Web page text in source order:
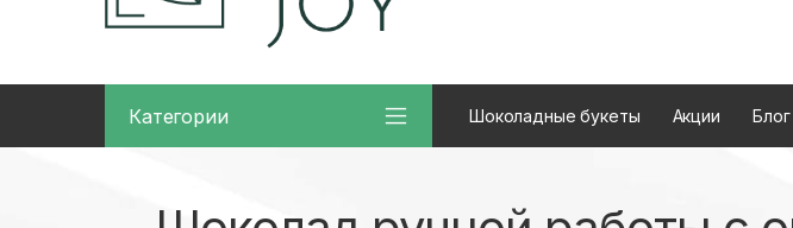
Категории Шоколадные букеты Акции Блог